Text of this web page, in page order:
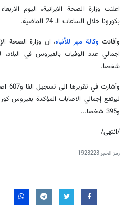
بكورونا خلال الساعات الـ 24 الماضية.
وأفادت وكالة مهر للأنباء، ان وزارة الصحة
شخصا.
و395 شخصا...
/انتهى/
رمز الخبر1923223